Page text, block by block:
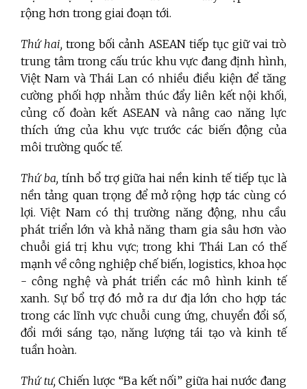
rộng hơn trong giai đoạn tới.
Thứ hai, trong bối cảnh ASEAN tiếp tục giữ vai trò
trung tâm trong cấu trúc khu vực đang định hình,
Việt Nam và Thái Lan có nhiều điều kiện để tăng
cường phối hợp nhằm thúc đẩy liên kết nội khối,
củng cố đoàn kết ASEAN và nâng cao năng lực
thích ứng của khu vực trước các biến động của
môi trường quốc tế.
Thứ ba, tính bổ trợ giữa hai nền kinh tế tiếp tục là
nền tảng quan trọng để mở rộng hợp tác cùng có
lợi. Việt Nam có thị trường năng động, nhu cầu
phát triển lớn và khả năng tham gia sâu hơn vào
chuỗi giá trị khu vực; trong khi Thái Lan có thế
mạnh về công nghiệp chế biến, logistics, khoa học
- công nghệ và phát triển các mô hình kinh tế
xanh. Sự bổ trợ đó mở ra dư địa lớn cho hợp tác
trong các lĩnh vực chuỗi cung ứng, chuyển đổi số,
đổi mới sáng tạo, năng lượng tái tạo và kinh tế
tuần hoàn.
Thứ tư,Chiến lược “Ba kết nối” giữa hai nước đang